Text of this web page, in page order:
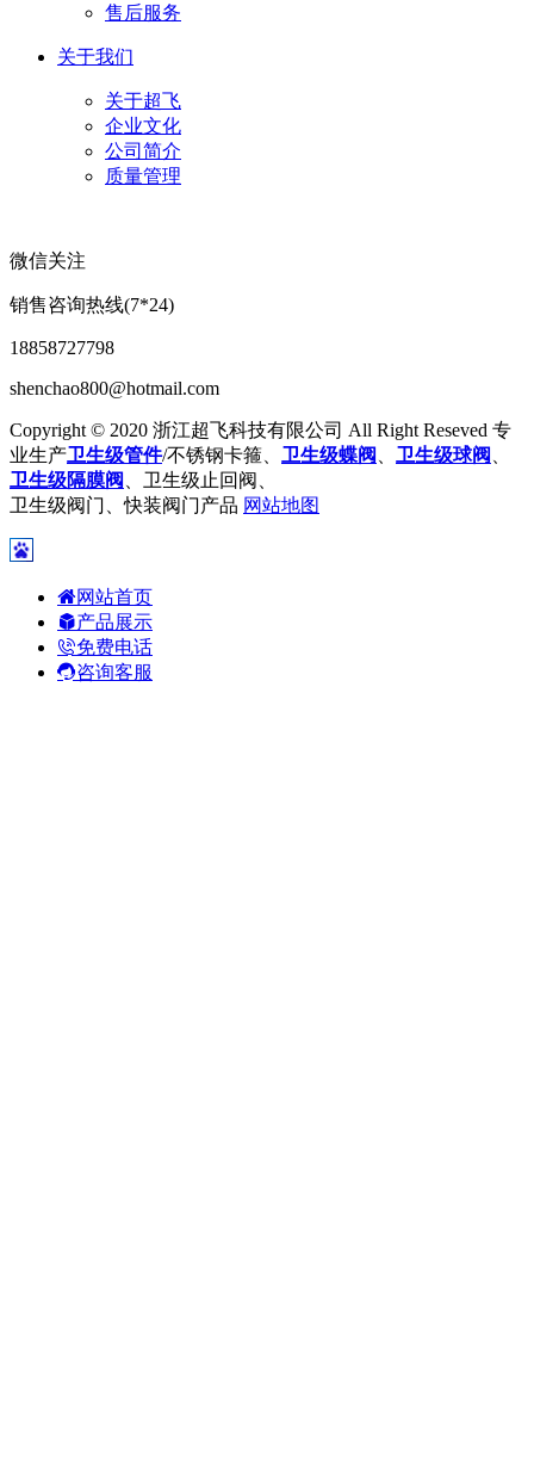
售后服务
关于我们
关于超飞
企业文化
公司简介
质量管理
微信关注
销售咨询热线(7*24)
18858727798
shenchao800@hotmail.com
Copyright © 2020 浙江超飞科技有限公司 All Right Reseved 专
业生产卫生级管件/不锈钢卡箍、 卫生级蝶阀 、 卫生级球阀 、
卫生级隔膜阀 、卫生级止回阀、
卫生级阀门、快装阀门产品 网站地图
网站首页
产品展示
免费电话
咨询客服